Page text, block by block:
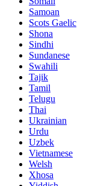
Samoan
Scots Gaelic
Shona
Sindhi
Sundanese
Swahili
Tajik
Tamil
Telugu
Thai
Ukrainian
Urdu
Uzbek
Vietnamese
Welsh
Xhosa